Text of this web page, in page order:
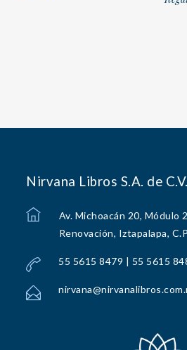
Nirvana Libros S.A. de C.V.
Av. Michoacán 20, Módulo
Renovación, Iztapalapa,
55 5615 8479 | 55 5615